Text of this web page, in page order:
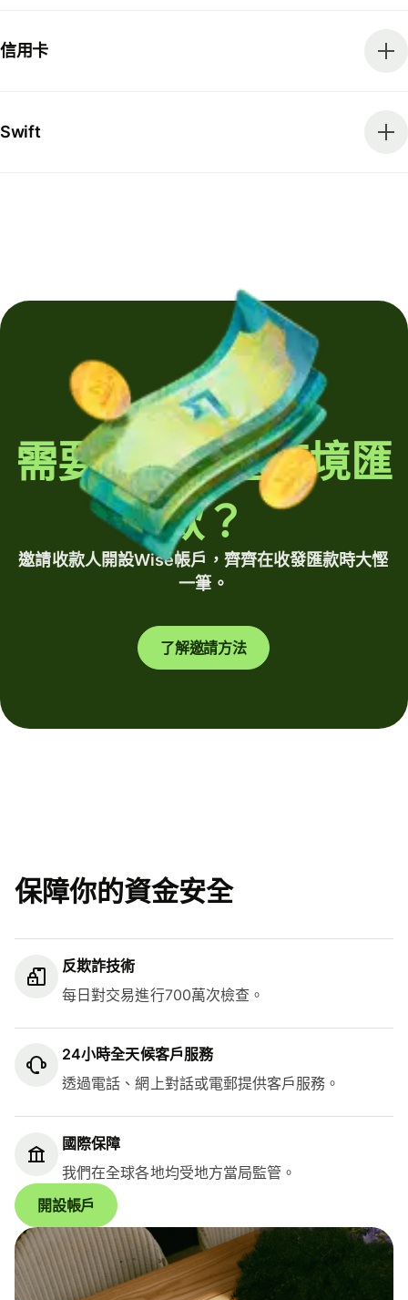
信用卡
Swift
需要定期發送跨境匯
款？
邀請收款人開設Wise帳戶，齊齊在收發匯款時大慳
一筆。
了解邀請方法
保障你的資金安全
反欺詐技術
每日對交易進行700萬次檢查。
24小時全天候客戶服務
透過電話、網上對話或電郵提供客戶服務。
國際保障
我們在全球各地均受地方當局監管。
開設帳戶